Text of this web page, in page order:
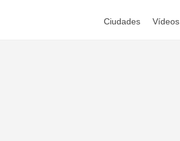
Ciudades Vídeos